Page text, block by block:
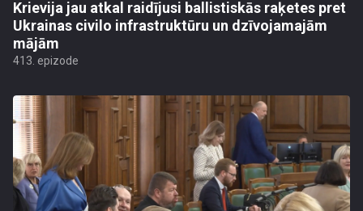
Krievija jau atkal raidījusi ballistiskās raķetes pret
Ukrainas civilo infrastruktūru un dzīvojamajām
mājām
413. epizode